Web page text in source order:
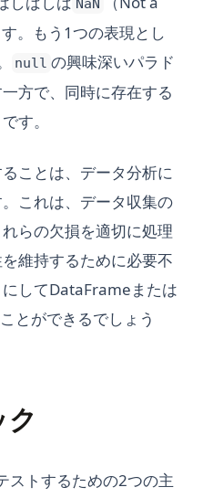
NaN
。もう1つの表現とし
null の興味深いパラド
方で、同時に存在する
す。
ことは、データ分析に
これは、データ収集の
らの欠損を適切に処理
維持するために必要不
してDataFrameまたは
とができるでしょう
ストするための2つの主